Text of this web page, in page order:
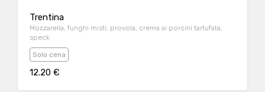
Trentina
Mozzarella, funghi misti, provola, crema ai porcini tartufata,
speck
Solo cena
12.20 €